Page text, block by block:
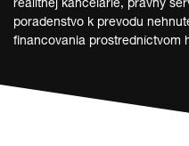
realitnej kancelárie, právny
poradenstvo k prevodu
financovania prostredníctvom